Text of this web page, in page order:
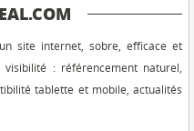
site internet, sobre, efficace et
: référencement naturel,
tablette et mobile, actualités